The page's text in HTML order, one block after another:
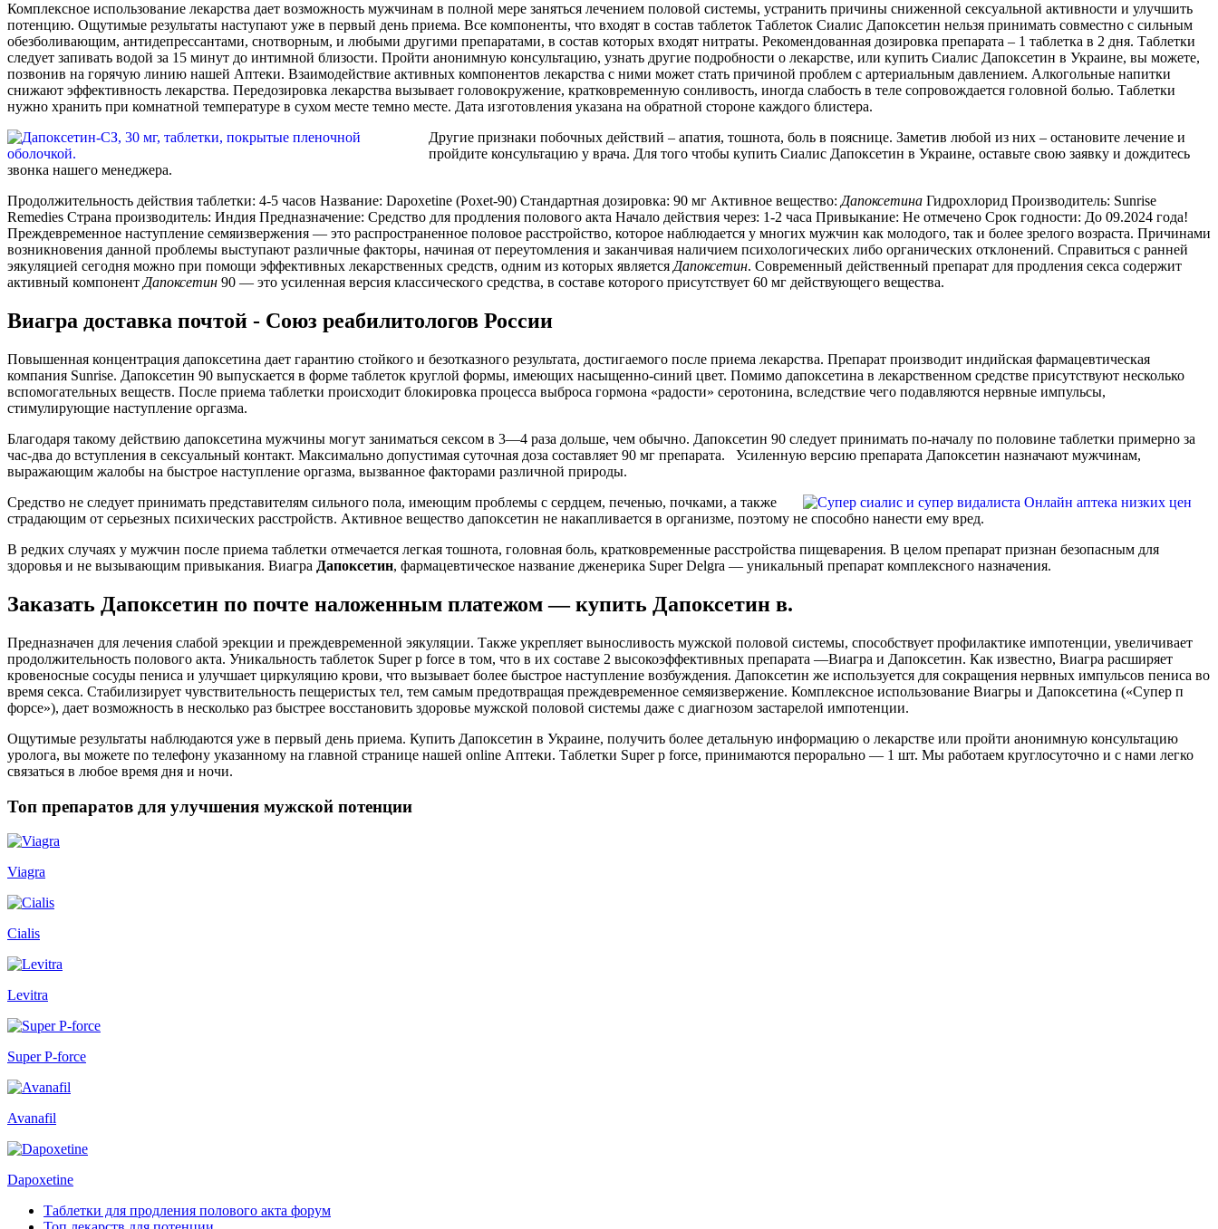
Комплексное использование лекарства дает возможность мужчинам в полной мере заняться лечением половой системы, устранить причины сниженной сексуальной активности и улучшить
потенцию. Ощутимые результаты наступают уже в первый день приема. Все компоненты, что входят в состав таблеток Таблеток Сиалис Дапоксетин нельзя принимать совместно с сильным
обезболивающим, антидепрессантами, снотворным, и любыми другими препаратами, в состав которых входят нитраты. Рекомендованная дозировка препарата – 1 таблетка в 2 дня. Таблетки
следует запивать водой за 15 минут до интимной близости. Пройти анонимную консультацию, узнать другие подробности о лекарстве, или купить Сиалис Дапоксетин в Украине, вы можете,
позвонив на горячую линию нашей Аптеки. Взаимодействие активных компонентов лекарства с ними может стать причиной проблем с артериальным давлением. Алкогольные напитки
снижают эффективность лекарства. Передозировка лекарства вызывает головокружение, кратковременную сонливость, иногда слабость в теле сопровождается головной болью. Таблетки
нужно хранить при комнатной температуре в сухом месте темно месте. Дата изготовления указана на обратной стороне каждого блистера.
Другие признаки побочных действий – апатия, тошнота, боль в пояснице. Заметив любой из них – остановите лечение и
пройдите консультацию у врача. Для того чтобы купить Сиалис Дапоксетин в Украине, оставьте свою заявку и дождитесь
звонка нашего менеджера.
Продолжительность действия таблетки: 4-5 часов Название: Dapoxetine (Poxet-90) Стандартная дозировка: 90 мг Активное вещество: Дапоксетина Гидрохлорид Производитель: Sunrise
Remedies Страна производитель: Индия Предназначение: Средство для продления полового акта Начало действия через: 1-2 часа Привыкание: Не отмечено Срок годности: До 09.2024 года!
Преждевременное наступление семяизвержения — это распространенное половое расстройство, которое наблюдается у многих мужчин как молодого, так и более зрелого возраста. Причинами
возникновения данной проблемы выступают различные факторы, начиная от переутомления и заканчивая наличием психологических либо органических отклонений. Справиться с ранней
эякуляцией сегодня можно при помощи эффективных лекарственных средств, одним из которых является Дапоксетин. Современный действенный препарат для продления секса содержит
активный компонент Дапоксетин 90 — это усиленная версия классического средства, в составе которого присутствует 60 мг действующего вещества.
Виагра доставка почтой - Союз реабилитологов России
Повышенная концентрация дапоксетина дает гарантию стойкого и безотказного результата, достигаемого после приема лекарства. Препарат производит индийская фармацевтическая
компания Sunrise. Дапоксетин 90 выпускается в форме таблеток круглой формы, имеющих насыщенно-синий цвет. Помимо дапоксетина в лекарственном средстве присутствуют несколько
вспомогательных веществ. После приема таблетки происходит блокировка процесса выброса гормона «радости» серотонина, вследствие чего подавляются нервные импульсы,
стимулирующие наступление оргазма.
Благодаря такому действию дапоксетина мужчины могут заниматься сексом в 3—4 раза дольше, чем обычно. Дапоксетин 90 следует принимать по-началу по половине таблетки примерно за
час-два до вступления в сексуальный контакт. Максимально допустимая суточная доза составляет 90 мг препарата. Усиленную версию препарата Дапоксетин назначают мужчинам,
выражающим жалобы на быстрое наступление оргазма, вызванное факторами различной природы.
Средство не следует принимать представителям сильного пола, имеющим проблемы с сердцем, печенью, почками, а также
страдающим от серьезных психических расстройств. Активное вещество дапоксетин не накапливается в организме, поэтому не способно нанести ему вред.
В редких случаях у мужчин после приема таблетки отмечается легкая тошнота, головная боль, кратковременные расстройства пищеварения. В целом препарат признан безопасным для
здоровья и не вызывающим привыкания. Виагра Дапоксетин, фармацевтическое название дженерика Super Delgra — уникальный препарат комплексного назначения.
Заказать Дапоксетин по почте наложенным платежом — купить Дапоксетин в.
Предназначен для лечения слабой эрекции и преждевременной эякуляции. Также укрепляет выносливость мужской половой системы, способствует профилактике импотенции, увеличивает
продолжительность полового акта. Уникальность таблеток Super p force в том, что в их составе 2 высокоэффективных препарата —Виагра и Дапоксетин. Как известно, Виагра расширяет
кровеносные сосуды пениса и улучшает циркуляцию крови, что вызывает более быстрое наступление возбуждения. Дапоксетин же используется для сокращения нервных импульсов пениса во
время секса. Стабилизирует чувствительность пещеристых тел, тем самым предотвращая преждевременное семяизвержение. Комплексное использование Виагры и Дапоксетина («Супер п
форсе»), дает возможность в несколько раз быстрее восстановить здоровье мужской половой системы даже с диагнозом застарелой импотенции.
Ощутимые результаты наблюдаются уже в первый день приема. Купить Дапоксетин в Украине, получить более детальную информацию о лекарстве или пройти анонимную консультацию
уролога, вы можете по телефону указанному на главной странице нашей online Аптеки. Таблетки Super p force, принимаются перорально — 1 шт. Мы работаем круглосуточно и с нами легко
связаться в любое время дня и ночи.
Топ препаратов для улучшения мужской потенции
Viagra
Cialis
Levitra
Super P-force
Avanafil
Dapoxetine
Таблетки для продления полового акта форум